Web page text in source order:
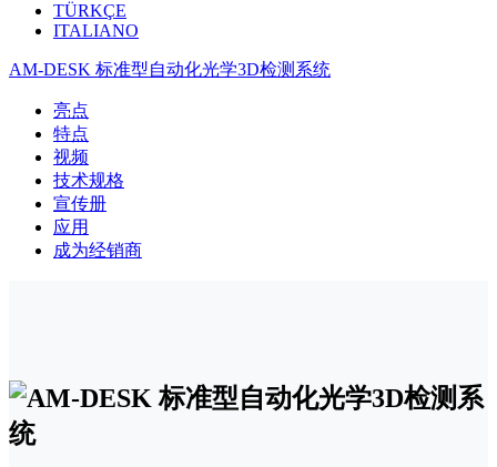
TÜRKÇE
ITALIANO
AM-DESK 标准型自动化光学3D检测系统
亮点
特点
视频
技术规格
宣传册
应用
成为经销商